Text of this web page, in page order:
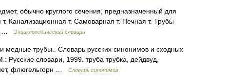
обычно круглого сечения, предназначенный для
Канализационная т. Самоварная т. Печная т. Трубы
…
Энциклопедический словарь
медные трубы.. Словарь русских синонимов и сходных
словари, 1999. труба трубка, дейдвуд,
флюгельгорн …
Словарь синонимов